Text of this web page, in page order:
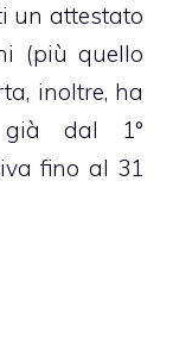
un attestato
(più quello
inoltre, ha
già dal 1°
fino al 31